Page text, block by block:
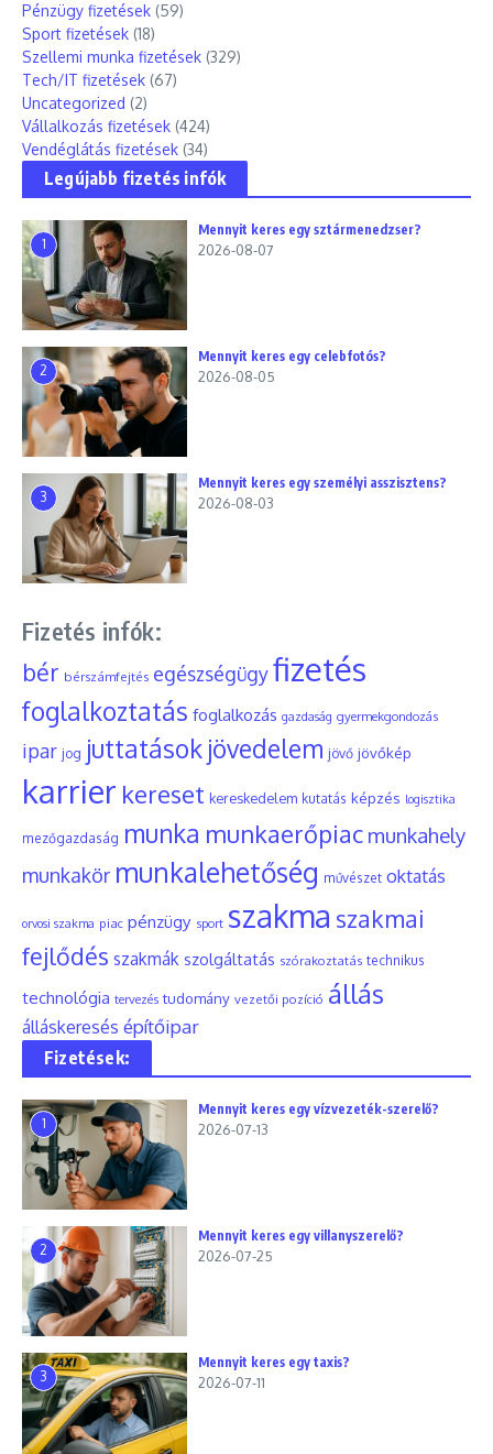
Pénzügy fizetések (59)
Sport fizetések (18)
Szellemi munka fizetések (329)
Tech/IT fizetések (67)
Uncategorized (2)
Vállalkozás fizetések (424)
Vendéglátás fizetések (34)
Legújabb fizetés infók
1
Mennyit keres egy sztármenedzser?
2026-08-07
2
Mennyit keres egy celebfotós?
2026-08-05
3
Mennyit keres egy személyi asszisztens?
2026-08-03
Fizetés infók:
bér bérszámfejtés egészségügyfizetés
foglalkoztatás foglalkozás gazdaság gyermekgondozás
ipar jog juttatások jövedelem jövő jövőkép
karrier kereset kereskedelem kutatás képzés logisztika
mezőgazdaság munka munkaerőpiac munkahely
munkakör munkalehetőség művészet oktatás
orvosi szakma piac pénzügy sport szakma szakmai
fejlődés szakmák szolgáltatás szórakoztatás technikus
technológia tervezés tudomány vezetői pozíció állás
álláskeresés építőipar
Fizetések:
1
Mennyit keres egy vízvezeték-szerelő?
2026-07-13
2
Mennyit keres egy villanyszerelő?
2026-07-25
3
Mennyit keres egy taxis?
2026-07-11